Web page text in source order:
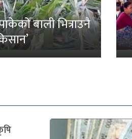
बाली भित्राउनै